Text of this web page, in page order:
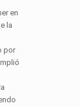
en
la
por